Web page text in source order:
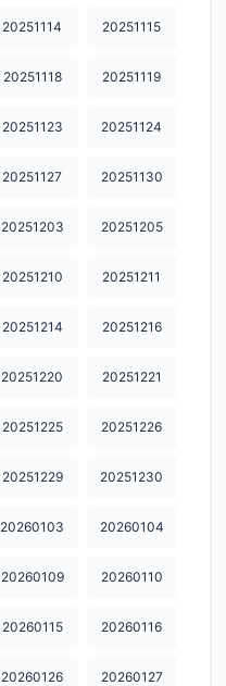
20251114 20251115
20251118 20251119
20251123 20251124
20251127 20251130
20251203 20251205
20251210 20251211
20251214 20251216
20251220 20251221
20251225 20251226
20251229 20251230
20260103 20260104
20260109 20260110
20260115 20260116
20260126 20260127